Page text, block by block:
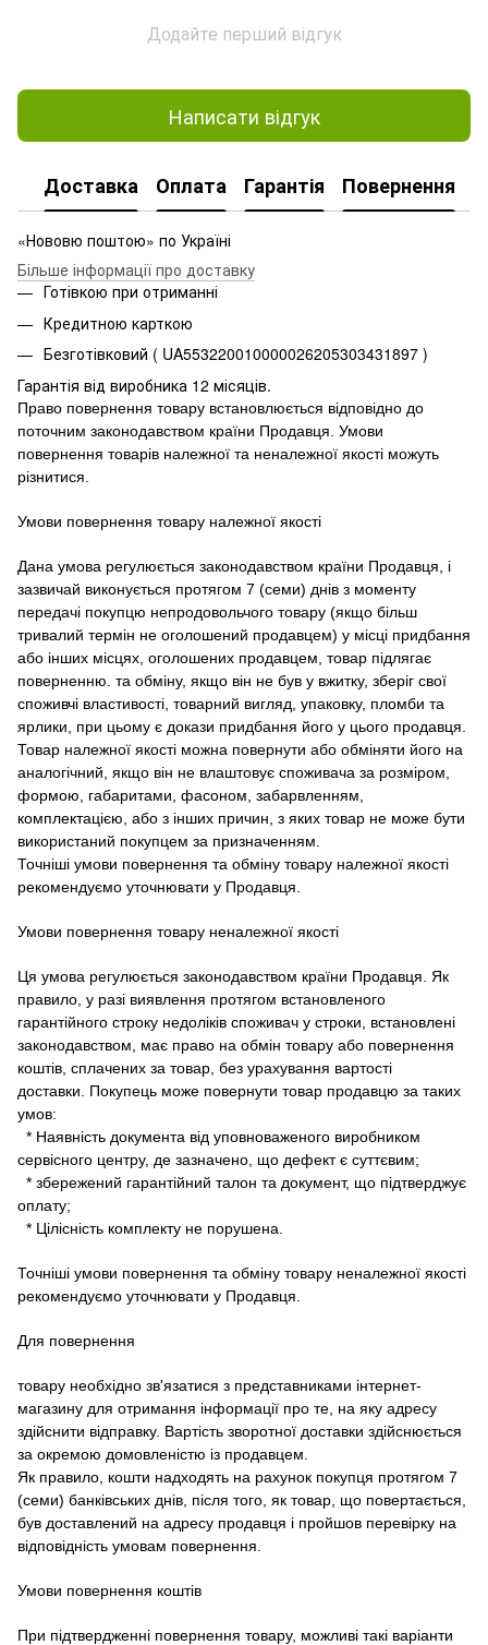
Додайте перший відгук
Написати відгук
Доставка Оплата Гарантія Повернення
«Нововю поштою» по Україні
Більше інформації про доставку
Готівкою при отриманні
Кредитною карткою
Безготівковий ( UA553220010000026205303431897 )
Гарантія від виробника 12 місяців.
Право повернення товару встановлюється відповідно до
поточним законодавством країни Продавця. Умови
повернення товарів належної та неналежної якості можуть
різнитися.
Умови повернення товару належної якості
Дана умова регулюється законодавством країни Продавця, і
зазвичай виконується протягом 7 (семи) днів з моменту
передачі покупцю непродовольчого товару (якщо більш
тривалий термін не оголошений продавцем) у місці придбання
або інших місцях, оголошених продавцем, товар підлягає
поверненню. та обміну, якщо він не був у вжитку, зберіг свої
споживчі властивості, товарний вигляд, упаковку, пломби та
ярлики, при цьому є докази придбання його у цього продавця.
Товар належної якості можна повернути або обміняти його на
аналогічний, якщо він не влаштовує споживача за розміром,
формою, габаритами, фасоном, забарвленням,
комплектацією, або з інших причин, з яких товар не може бути
використаний покупцем за призначенням.
Точніші умови повернення та обміну товару належної якості
рекомендуємо уточнювати у Продавця.
Умови повернення товару неналежної якості
Ця умова регулюється законодавством країни Продавця. Як
правило, у разі виявлення протягом встановленого
гарантійного строку недоліків споживач у строки, встановлені
законодавством, має право на обмін товару або повернення
коштів, сплачених за товар, без урахування вартості
доставки. Покупець може повернути товар продавцю за таких
умов:
* Наявність документа від уповноваженого виробником
сервісного центру, де зазначено, що дефект є суттєвим;
* збережений гарантійний талон та документ, що підтверджує
оплату;
* Цілісність комплекту не порушена.
Точніші умови повернення та обміну товару неналежної якості
рекомендуємо уточнювати у Продавця.
Для повернення
товару необхідно зв'язатися з представниками інтернет-
магазину для отримання інформації про те, на яку адресу
здійснити відправку. Вартість зворотної доставки здійснюється
за окремою домовленістю із продавцем.
Як правило, кошти надходять на рахунок покупця протягом 7
(семи) банківських днів, після того, як товар, що повертається,
був доставлений на адресу продавця і пройшов перевірку на
відповідність умовам повернення.
Умови повернення коштів
При підтвердженні повернення товару, можливі такі варіанти